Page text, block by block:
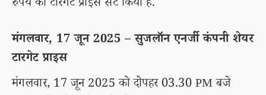
रुपये का टारगेट प्राइस सेट किया है.
मंगलवार, 17 जून 2025 – सुजलॉन एनर्जी कंपनी शेयर
टारगेट प्राइस
मंगलवार, 17 जून 2025 को दोपहर 03.30 PM बजे